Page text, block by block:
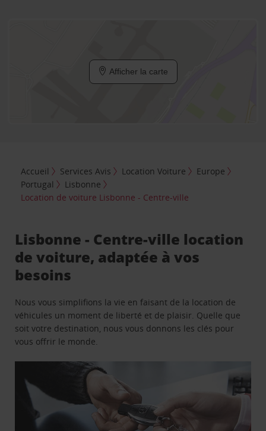
Afficher la carte
Accueil Services Avis Location Voiture
Europe
Portugal
Lisbonne
Location de voiture Lisbonne - Centre-ville
Lisbonne - Centre-ville location
de voiture, adaptée à vos
besoins
Nous vous simplifions la vie en faisant de la location de
véhicules un moment de liberté et de plaisir. Quelle que
soit votre destination, nous vous donnons les clés pour
vous offrir le monde.